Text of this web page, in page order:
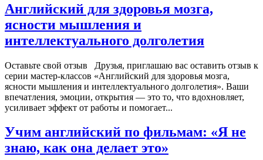
Английский для здоровья мозга,
ясности мышления и
интеллектуального долголетия
Оставьте свой отзыв Друзья, приглашаю вас оставить отзыв к
серии мастер-классов «Английский для здоровья мозга,
ясности мышления и интеллектуального долголетия». Ваши
впечатления, эмоции, открытия — это то, что вдохновляет,
усиливает эффект от работы и помогает...
Учим английский по фильмам: «Я не
знаю, как она делает это»